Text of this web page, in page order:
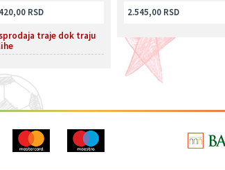
RSD
traje dok traju
2.545,00 RSD